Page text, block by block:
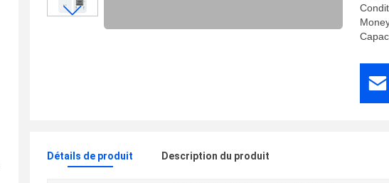
Détails de produit Description du produit